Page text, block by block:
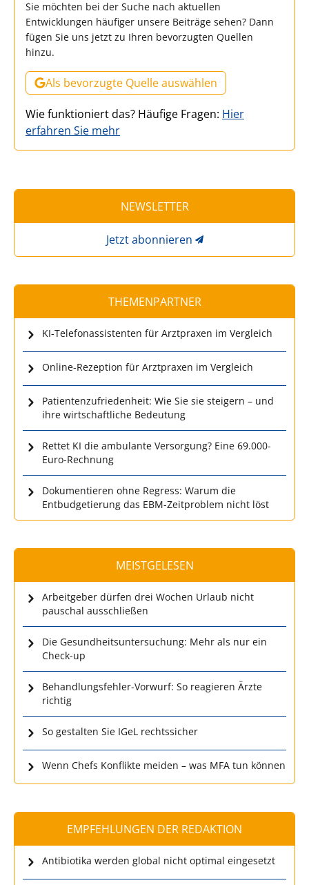
Sie möchten bei der Suche nach aktuellen
Entwicklungen häufiger unsere Beiträge sehen? Dann
fügen Sie uns jetzt zu Ihren bevorzugten Quellen
hinzu.
Als bevorzugte Quelle auswählen
Wie funktioniert das? Häufige Fragen: Hier
erfahren Sie mehr
NEWSLETTER
Jetzt abonnieren
THEMENPARTNER
KI-Telefonassistenten für Arztpraxen im Vergleich
Online-Rezeption für Arztpraxen im Vergleich
Patientenzufriedenheit: Wie Sie sie steigern – und
ihre wirtschaftliche Bedeutung
Rettet KI die ambulante Versorgung? Eine 69.000-
Euro-Rechnung
Dokumentieren ohne Regress: Warum die
Entbudgetierung das EBM-Zeitproblem nicht löst
MEISTGELESEN
Arbeitgeber dürfen drei Wochen Urlaub nicht
pauschal ausschließen
Die Gesundheitsuntersuchung: Mehr als nur ein
Check-up
Behandlungsfehler-Vorwurf: So reagieren Ärzte
richtig
So gestalten Sie IGeL rechtssicher
Wenn Chefs Konflikte meiden – was MFA tun können
EMPFEHLUNGEN DER REDAKTION
Antibiotika werden global nicht optimal eingesetzt